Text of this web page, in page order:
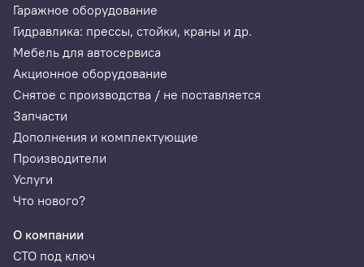
Гаражное оборудование
Гидравлика: прессы, стойки, краны и др.
Мебель для автосервиса
Акционное оборудование
Снятое с производства / не поставляется
Запчасти
Дополнения и комплектующие
Производители
Услуги
Что нового?
О компании
СТО под ключ